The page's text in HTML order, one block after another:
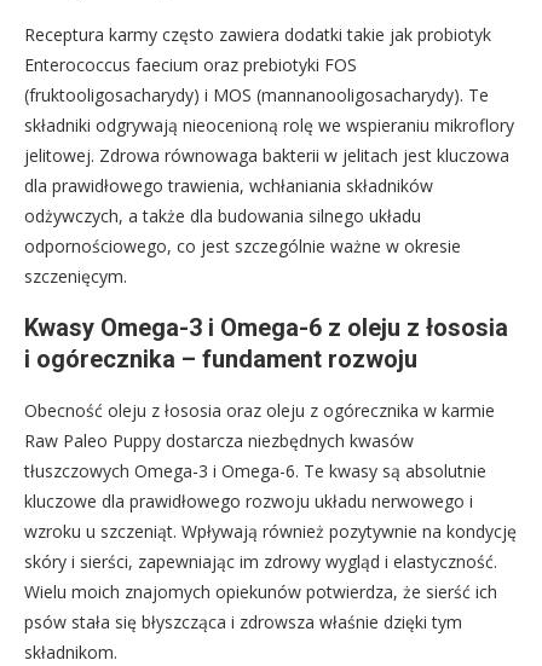
Receptura karmy często zawiera dodatki takie jak probiotyk
Enterococcus faecium oraz prebiotyki FOS
(fruktooligosacharydy) i MOS (mannanooligosacharydy). Te
składniki odgrywają nieocenioną rolę we wspieraniu mikroflory
jelitowej. Zdrowa równowaga bakterii w jelitach jest kluczowa
dla prawidłowego trawienia, wchłaniania składników
odżywczych, a także dla budowania silnego układu
odpornościowego, co jest szczególnie ważne w okresie
szczenięcym.
Kwasy Omega-3 i Omega-6 z oleju z łososia
i ogórecznika – fundament rozwoju
Obecność oleju z łososia oraz oleju z ogórecznika w karmie
Raw Paleo Puppy dostarcza niezbędnych kwasów
tłuszczowych Omega-3 i Omega-6. Te kwasy są absolutnie
kluczowe dla prawidłowego rozwoju układu nerwowego i
wzroku u szczeniąt. Wpływają również pozytywnie na kondycję
skóry i sierści, zapewniając im zdrowy wygląd i elastyczność.
Wielu moich znajomych opiekunów potwierdza, że sierść ich
psów stała się błyszcząca i zdrowsza właśnie dzięki tym
składnikom.